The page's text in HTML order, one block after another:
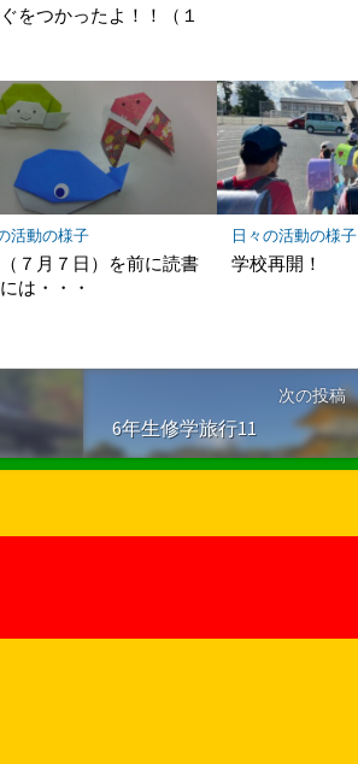
をつかったよ！！（１
活動の様子
７月７日）を前に読書
は・・・
日々の活動の様子
学校再開！
次の投稿
6年生修学旅行11